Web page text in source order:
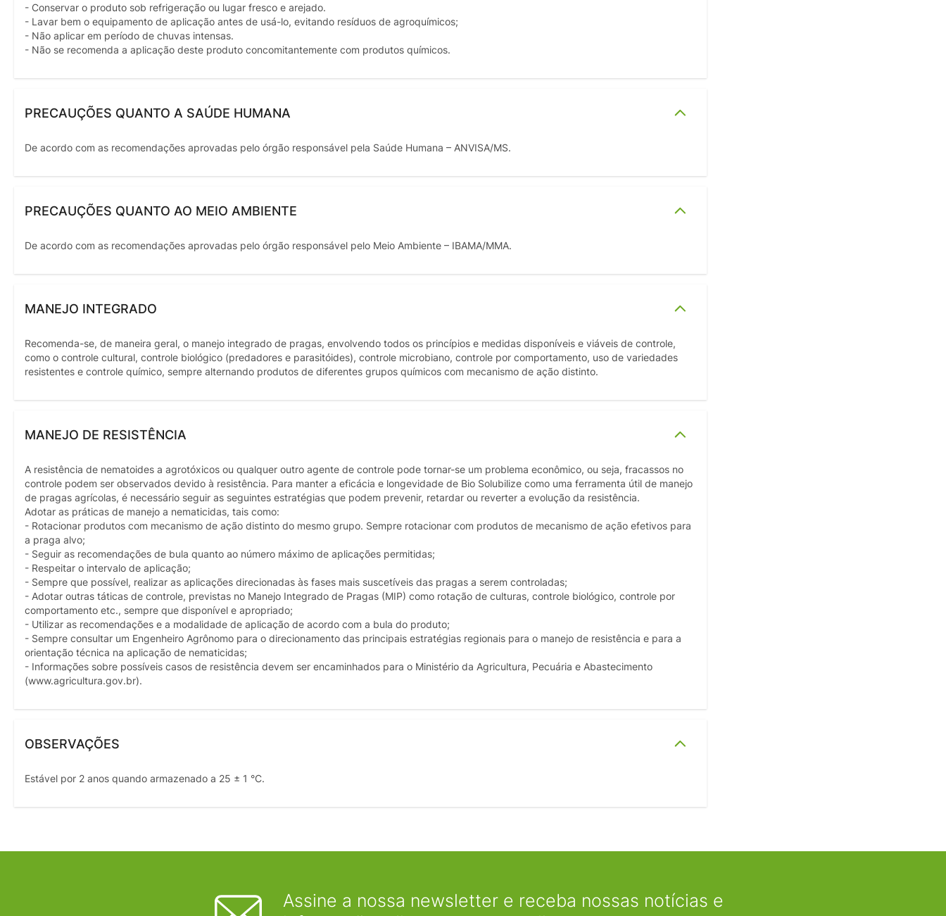
- Conservar o produto sob refrigeração ou lugar fresco e arejado.
- Lavar bem o equipamento de aplicação antes de usá-lo, evitando resíduos de agroquímicos;
- Não aplicar em período de chuvas intensas.
- Não se recomenda a aplicação deste produto concomitantemente com produtos químicos.
PRECAUÇÕES QUANTO A SAÚDE HUMANA
De acordo com as recomendações aprovadas pelo órgão responsável pela Saúde Humana – ANVISA/MS.
PRECAUÇÕES QUANTO AO MEIO AMBIENTE
De acordo com as recomendações aprovadas pelo órgão responsável pelo Meio Ambiente – IBAMA/MMA.
MANEJO INTEGRADO
Recomenda-se, de maneira geral, o manejo integrado de pragas, envolvendo todos os princípios e medidas disponíveis e viáveis de controle,
como o controle cultural, controle biológico (predadores e parasitóides), controle microbiano, controle por comportamento, uso de variedades
resistentes e controle químico, sempre alternando produtos de diferentes grupos químicos com mecanismo de ação distinto.
MANEJO DE RESISTÊNCIA
A resistência de nematoides a agrotóxicos ou qualquer outro agente de controle pode tornar-se um problema econômico, ou seja, fracassos no
controle podem ser observados devido à resistência. Para manter a eficácia e longevidade de Bio Solubilize como uma ferramenta útil de manejo
de pragas agrícolas, é necessário seguir as seguintes estratégias que podem prevenir, retardar ou reverter a evolução da resistência.
Adotar as práticas de manejo a nematicidas, tais como:
- Rotacionar produtos com mecanismo de ação distinto do mesmo grupo. Sempre rotacionar com produtos de mecanismo de ação efetivos para
a praga alvo;
- Seguir as recomendações de bula quanto ao número máximo de aplicações permitidas;
- Respeitar o intervalo de aplicação;
- Sempre que possível, realizar as aplicações direcionadas às fases mais suscetíveis das pragas a serem controladas;
- Adotar outras táticas de controle, previstas no Manejo Integrado de Pragas (MIP) como rotação de culturas, controle biológico, controle por
comportamento etc., sempre que disponível e apropriado;
- Utilizar as recomendações e a modalidade de aplicação de acordo com a bula do produto;
- Sempre consultar um Engenheiro Agrônomo para o direcionamento das principais estratégias regionais para o manejo de resistência e para a
orientação técnica na aplicação de nematicidas;
- Informações sobre possíveis casos de resistência devem ser encaminhados para o Ministério da Agricultura, Pecuária e Abastecimento
(www.agricultura.gov.br).
OBSERVAÇÕES
Estável por 2 anos quando armazenado a 25 ± 1 °C.
Assine a nossa newsletter e receba nossas notícias e